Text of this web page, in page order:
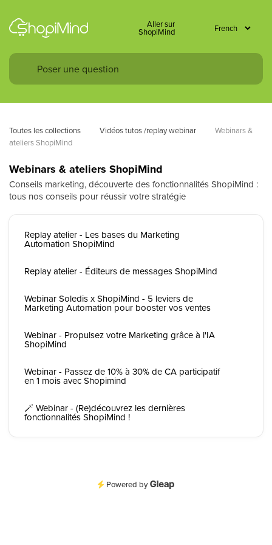
Aller sur
ShopiMind
Toutes les collections Vidéos tutos /replay webinar
Webinars &
ateliers ShopiMind
Webinars & ateliers ShopiMind
Conseils marketing, découverte des fonctionnalités ShopiMind :
tous nos conseils pour réussir votre stratégie
Replay atelier - Les bases du Marketing
Automation ShopiMind
Replay atelier - Éditeurs de messages ShopiMind
Webinar Soledis x ShopiMind - 5 leviers de
Marketing Automation pour booster vos ventes
Webinar - Propulsez votre Marketing grâce à l'IA
ShopiMind
Webinar - Passez de 10% à 30% de CA participatif
en 1 mois avec Shopimind
🪄 Webinar - (Re)découvrez les dernières
fonctionnalités ShopiMind !
Powered by